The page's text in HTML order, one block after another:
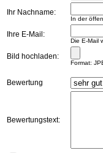
Ihr Nachname:
In der
Ihre E-Mail:
Die E-Mail
Bild hochladen:
Format:
Bewertung
Bewertungstext: